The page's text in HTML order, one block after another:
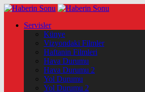
Servisler
Künye
Vizyondaki Filmler
Haftanin Filmleri
Hava Durumu
Hava Durumu 2
Yol Durumu
Yol Durumu 2